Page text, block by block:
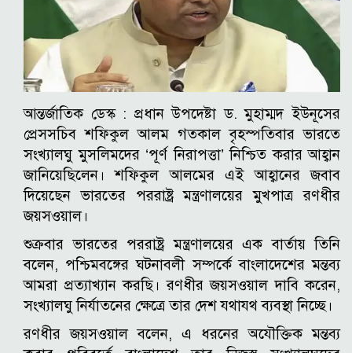
আন্তর্জাতিক ডেস্ক : প্রধান উপদেষ্টা ড. মুহাম্মদ ইউনূসের
প্রেসসচিব শফিকুল আলম গতকাল বৃহস্পতিবার ভারতে
সংখ্যালঘু মুসলিমদের ‘পূর্ণ নিরাপত্তা’ নিশ্চিত করার আহ্বান
জানিয়েছিলেন। শফিকুল আলমের এই আহ্বানের জবাব
দিয়েছেন ভারতের পররাষ্ট্র মন্ত্রণালয়ের মুখপাত্র রণধীর
জয়সওয়াল।
শুক্রবার ভারতের পররাষ্ট্র মন্ত্রণালয়ের এক বার্তায় তিনি
বলেন, পশ্চিমবঙ্গের ঘটনাবলী সম্পর্কে বাংলাদেশের মন্তব্য
আমরা প্রত্যাখ্যান করছি। রণধীর জয়সওয়াল দাবি করেন,
‌‌সংখ্যালঘু নির্যাতনের ক্ষেত্রে তার দেশ যথাযথ ব্যবস্থা নিচ্ছে।
রণধীর জয়সওয়াল বলেন, এ ধরনের অযৌক্তিক মন্তব্য